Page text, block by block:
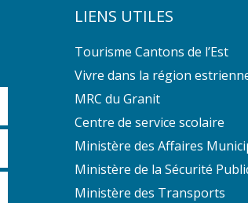
LIENS UTILES
Tourisme Cantons de l’Est
Vivre dans la région
MRC du Granit
Centre de service scolaire
Ministère des Affaires
Ministère de la Sécurité
Ministère des Transports